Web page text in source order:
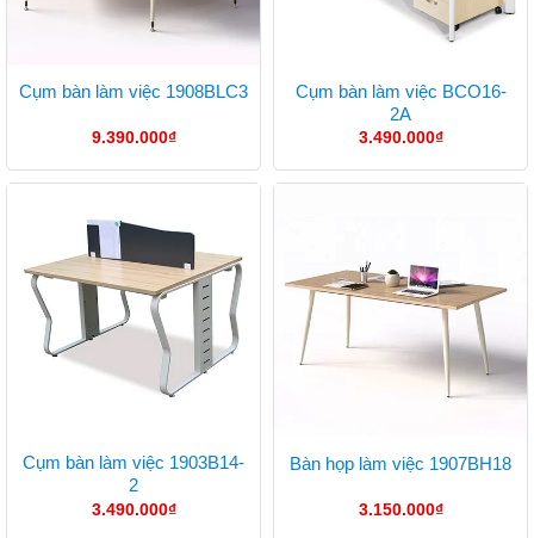
Cụm bàn làm việc 1908BLC3
9.390.000₫
Cụm bàn làm việc BCO16-
2A
3.490.000₫
Cụm bàn làm việc 1903B14-
2
3.490.000₫
Bàn họp làm việc 1907BH18
3.150.000₫